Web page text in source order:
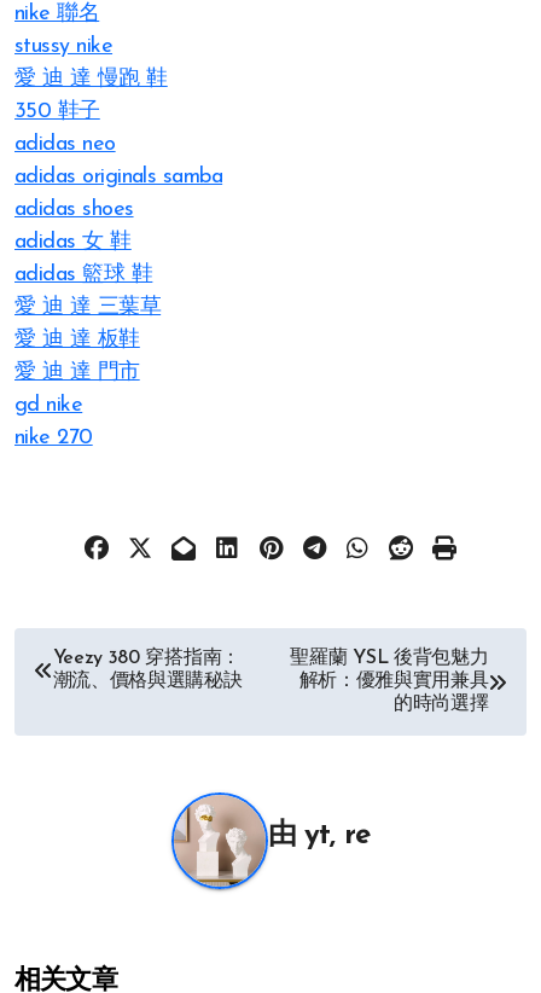
nike 聯名
stussy nike
愛 迪 達 慢跑 鞋
350 鞋子
adidas neo
adidas originals samba
adidas shoes
adidas 女 鞋
adidas 籃球 鞋
愛 迪 達 三葉草
愛 迪 達 板鞋
愛 迪 達 門市
gd nike
nike 270
文 Yeezy 380 穿搭指南：
潮流、價格與選購秘訣
聖羅蘭 YSL 後背包魅力
解析：優雅與實用兼具
的時尚選擇
由yt, re
相关文章